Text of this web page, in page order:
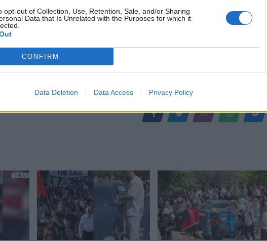
opt-out of Collection, Use, Retention, Sale, and/or Sharing
Data that Is Unrelated with the Purposes for which it
CONFIRM
Data Deletion Data Access Privacy Policy